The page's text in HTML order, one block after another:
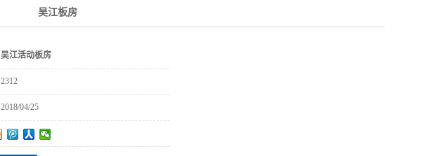
吴江板房
吴江活动板房
2312
2018/04/25